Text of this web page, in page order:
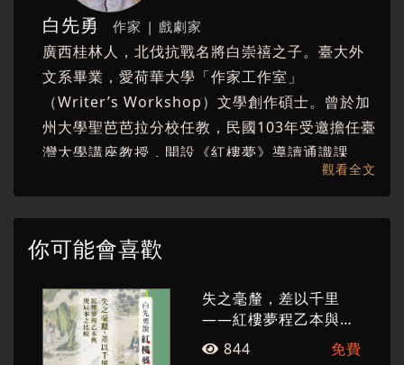
譽翔（北較大語文與創作系教授）
主題四：紅樓夢的人物與生活
位靈芝（北京《曹雪芹研究》副主編）、樊志斌
（北京曹雪芹研究館副研究員）、朱嘉雯（東華
大學華語中心教授）
本論壇2019年6月於台大總圖書館國際會議廳舉
辦
媒體協辦：時報文化出版、文訊雜誌
白先勇 作家 | 戲劇家
廣西桂林人，北伐抗戰名將白崇禧之子。臺大外
文系畢業，愛荷華大學「作家工作室」
（Writer’s Workshop）文學創作碩士。曾於加
州大學聖芭芭拉分校任教，民國103年受邀擔任臺
灣大學講座教授，開設《紅樓夢》導讀通識課
程。 白先勇是小說家、散文家、評論家、戲劇
家，著作極豐，短篇小說集《寂寞的十七歲》、
散文集《驀然回首》、《明星咖啡館》、《第六
夢》、電影劇本《金大班的最後一夜》、《玉卿
嫂》、《孤戀花》、《最後的貴族》等。兩岸均
已出版《白先勇作品集》。關於白先勇文學創作
觀看全文
你可能會喜歡
失之毫釐，差以千里
——紅樓夢程乙本與庚
辰本之比較
844 免費